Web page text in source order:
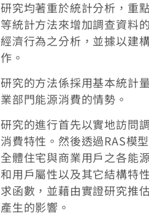
研究均著重於統計分析，重
等統計方法來增加調查資料
經濟行為之分析，並據以建
作。
研究的方法係採用基本統計
業部門能源消費的情勢。
研究的進行首先以實地訪問
消費特性。然後透過RAS模
全體住宅與商業用戶之各能
和用戶屬性以及其它結構特
求函數，並藉由實證研究推
產生的影響。